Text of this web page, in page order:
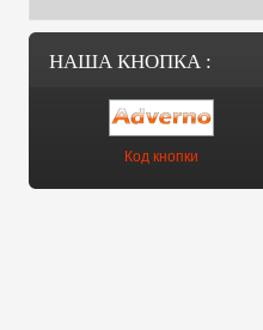
НАША КНОПКА :
Код кнопки